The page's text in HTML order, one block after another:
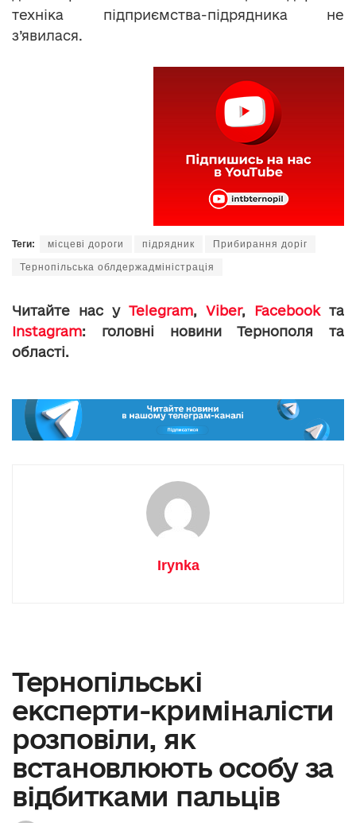
техніка підприємства-підрядника не
з’явилася.
Теги: місцеві дороги підрядник Прибирання доріг
Тернопільська облдержадміністрація
Читайте нас у Telegram, Viber, Facebookта
Instagram: головні новини Тернополя та
області.
Irynka
Тернопільські
експерти-криміналісти
розповіли, як
встановлюють особу за
відбитками пальців